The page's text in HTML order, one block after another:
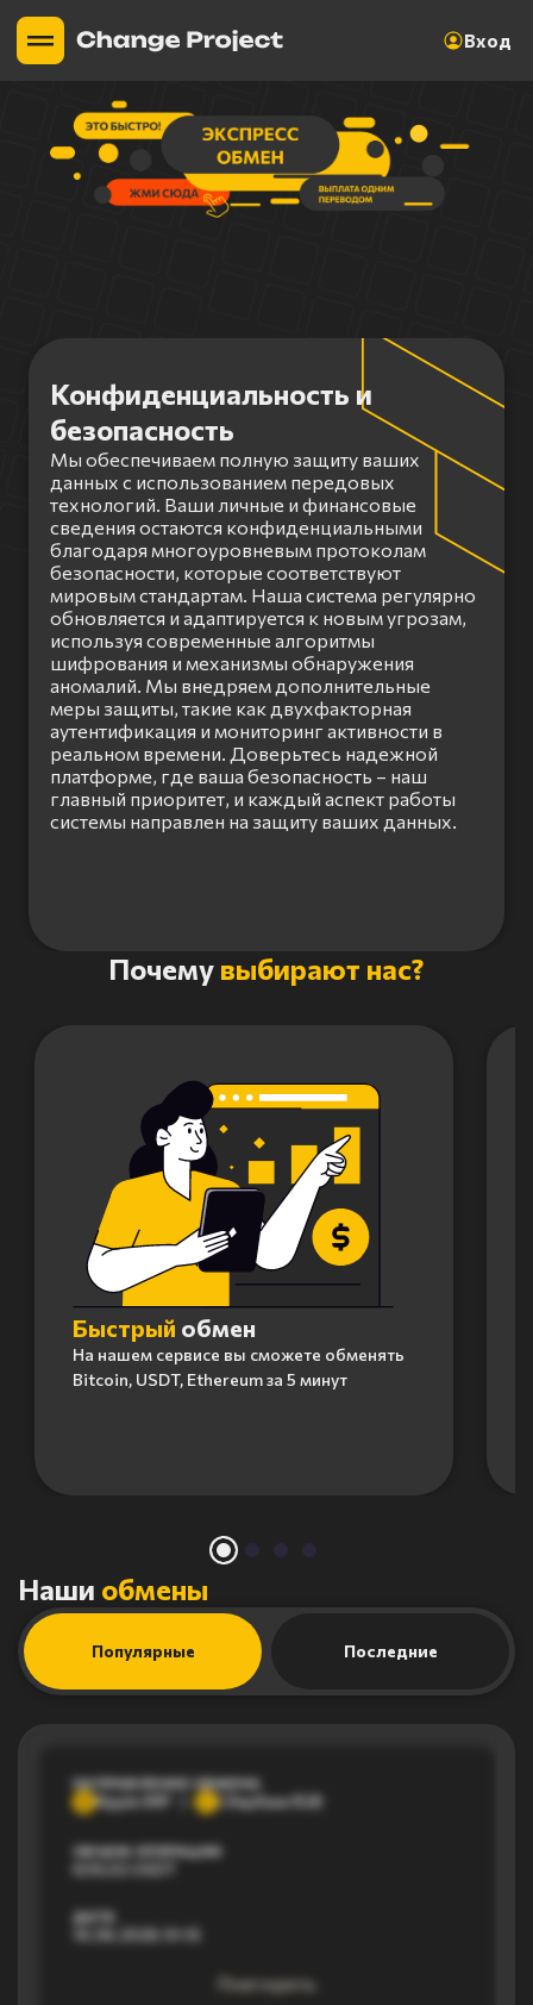
Вход
Конфиденциальность и
безопасность
Мы обеспечиваем полную защиту ваших
данных с использованием передовых
технологий. Ваши личные и финансовые
сведения остаются конфиденциальными
благодаря многоуровневым протоколам
безопасности, которые соответствуют
мировым стандартам. Наша система регулярно
обновляется и адаптируется к новым угрозам,
используя современные алгоритмы
шифрования и механизмы обнаружения
аномалий. Мы внедряем дополнительные
меры защиты, такие как двухфакторная
аутентификация и мониторинг активности в
реальном времени. Доверьтесь надежной
платформе, где ваша безопасность – наш
главный приоритет, и каждый аспект работы
системы направлен на защиту ваших данных.
Почему выбирают нас?
Быстрый обмен
На нашем сервисе вы сможете обменять
Bitcoin, USDT, Ethereum за 5 минут
Наши обмены
Популярные Последние
НАПРАВЛЕНИЕ ОБМЕНА
Ripple XRP Сбербанк RUB
ОБЪЕМ ОПЕРАЦИИ
ДАТА
16.06.2026 01:15
Повторить